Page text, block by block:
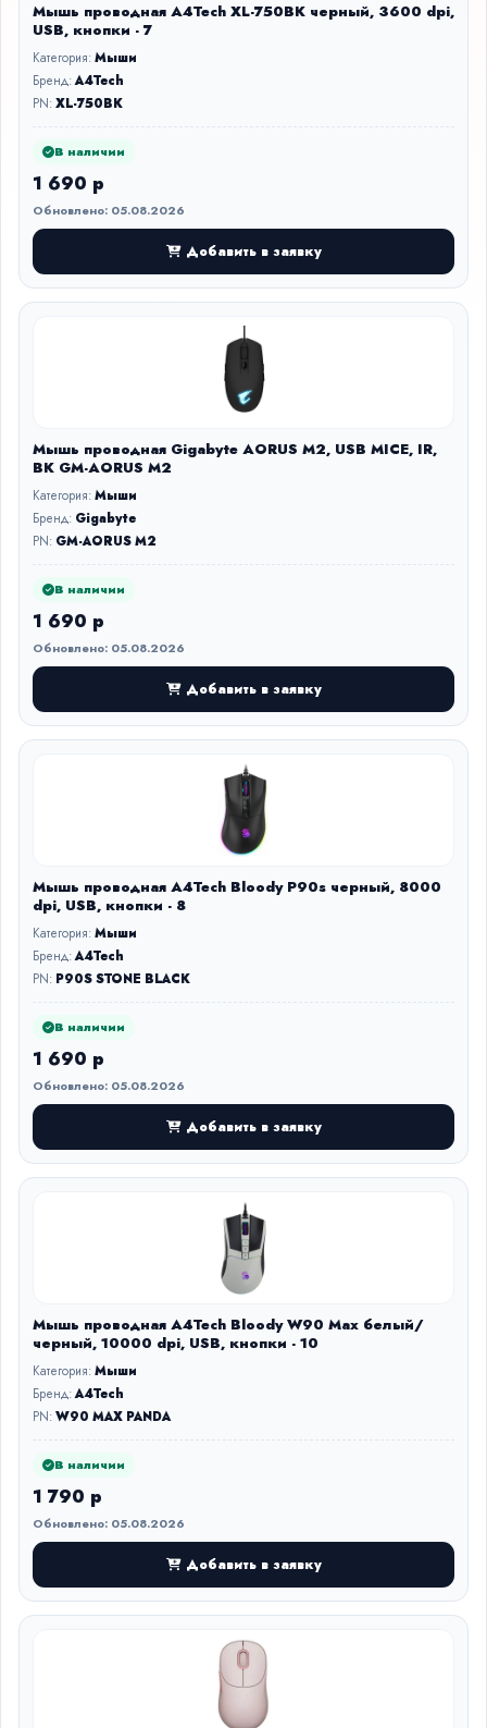
Мышь проводная A4Tech XL-750BK черный, 3600 dpi,
USB, кнопки - 7
Категория:Мыши
Бренд:A4Tech
PN:XL-750BK
В наличии
1 690 р
Обновлено: 05.08.2026
Добавить в заявку
Мышь проводная Gigabyte AORUS M2, USB MICE, IR,
BK GM-AORUS M2
Категория:Мыши
Бренд: Gigabyte
PN: GM-AORUS M2
В наличии
1 690 р
Обновлено: 05.08.2026
Добавить в заявку
Мышь проводная A4Tech Bloody P90s черный, 8000
dpi, USB, кнопки - 8
Категория:Мыши
Бренд:A4Tech
PN: P90S STONE BLACK
В наличии
1 690 р
Обновлено: 05.08.2026
Добавить в заявку
Мышь проводная A4Tech Bloody W90 Max белый/
черный, 10000 dpi, USB, кнопки - 10
Категория:Мыши
Бренд:A4Tech
PN:W90 MAX PANDA
В наличии
1 790 р
Обновлено: 05.08.2026
Добавить в заявку